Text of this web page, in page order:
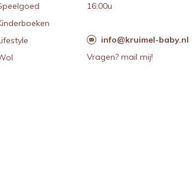
16:00u
info@kruimel-baby.nl
Vragen? mail mij!